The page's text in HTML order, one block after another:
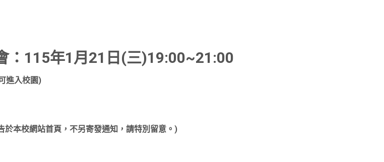
：115年1月21日(三)19:00~21:00
進入校園)
本校網站首頁，不另寄發通知，請特別留意。)